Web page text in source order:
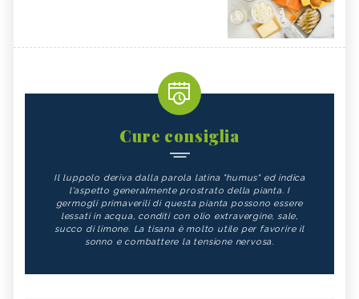
Cure consiglia
Il luppolo deriva dalla parola latina "humus" ed indica
l'aspetto generalmente prostrato della pianta. I
germogli primaverili di questa pianta possono essere
lessati in acqua, conditi con olio extravergine, sale,
succo di limone. La tisana è molto utile per favorire il
sonno e combattere la tensione nervosa.